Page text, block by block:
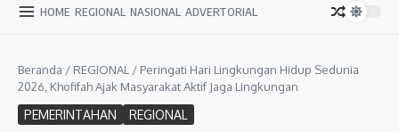
HOME REGIONAL NASIONAL ADVERTORIAL
Beranda / REGIONAL / Peringati Hari Lingkungan Hidup Sedunia
2026, Khofifah Ajak Masyarakat Aktif Jaga Lingkungan
PEMERINTAHAN REGIONAL